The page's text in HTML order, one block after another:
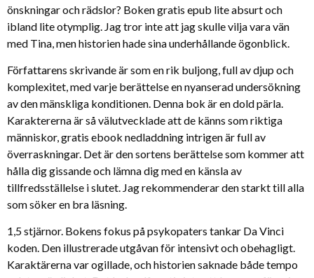
önskningar och rädslor? Boken gratis epub lite absurt och
ibland lite otymplig. Jag tror inte att jag skulle vilja vara vän
med Tina, men historien hade sina underhållande ögonblick.
Författarens skrivande är som en rik buljong, full av djup och
komplexitet, med varje berättelse en nyanserad undersökning
av den mänskliga konditionen. Denna bok är en dold pärla.
Karaktererna är så välutvecklade att de känns som riktiga
människor, gratis ebook nedladdning intrigen är full av
överraskningar. Det är den sortens berättelse som kommer att
hålla dig gissande och lämna dig med en känsla av
tillfredsställelse i slutet. Jag rekommenderar den starkt till alla
som söker en bra läsning.
1,5 stjärnor. Bokens fokus på psykopaters tankar Da Vinci
koden. Den illustrerade utgåvan för intensivt och obehagligt.
Karaktärerna var ogillade, och historien saknade både tempo